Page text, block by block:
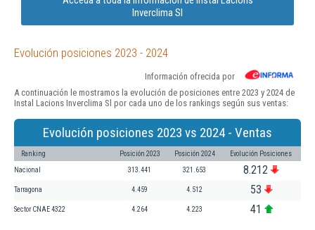
Inverclima Sl
Evolución posiciones 2023 - 2024
Información ofrecida por
A continuación le mostramos la evolución de posiciones entre 2023 y 2024 de
Instal Lacions Inverclima Sl por cada uno de los rankings según sus ventas:
Evolución posiciones 2023 vs 2024 - Ventas
Ranking Posición 2023 Posición 2024 Evolución Posiciones
Nacional 313.441 321.653 8.212
Tarragona 4.459 4.512 53
Sector CNAE 4322 4.264 4.223 41